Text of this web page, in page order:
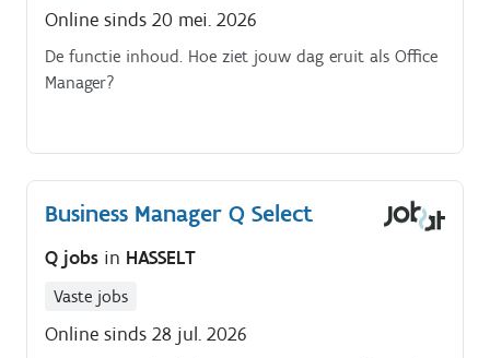
Online sinds 20 mei. 2026
De functie inhoud. Hoe ziet jouw dag eruit als Office
Manager?
Business Manager Q Select
Q jobs in HASSELT
Vaste jobs
Online sinds 28 jul. 2026